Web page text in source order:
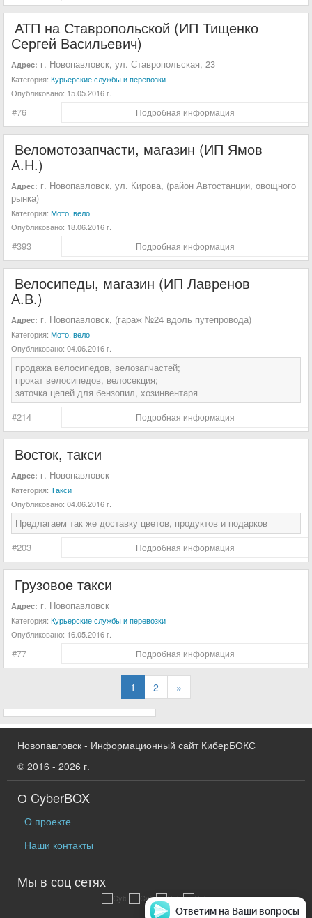
АТП на Ставропольской (ИП Тищенко
Сергей Васильевич)
#76
Адрес: г. Новопавловск, ул. Ставропольская, 23
Категория: Курьерские службы и перевозки
Опубликовано: 15.05.2016 г.
Подробная информация
Веломотозапчасти, магазин (ИП Ямов
А.Н.)
#393
Адрес: г. Новопавловск, ул. Кирова, (район Автостанции, овощного
рынка)
Категория: Мото, вело
Опубликовано: 18.06.2016 г.
Подробная информация
Велосипеды, магазин (ИП Лавренов
А.В.)
#214
Адрес: г. Новопавловск, (гараж №24 вдоль путепровода)
Категория: Мото, вело
Опубликовано: 04.06.2016 г.
продажа велосипедов, велозапчастей;
прокат велосипедов, велосекция;
заточка цепей для бензопил, хозинвентаря
Подробная информация
Восток, такси
#203
Адрес: г. Новопавловск
Категория: Такси
Опубликовано: 04.06.2016 г.
Предлагаем так же доставку цветов, продуктов и подарков
Подробная информация
Грузовое такси
#77
Адрес: г. Новопавловск
Категория: Курьерские службы и перевозки
Опубликовано: 16.05.2016 г.
Подробная информация
1 2 »
Новопавловск - Информационный сайт КиберБОКС
© 2016 - 2026 г.
О CyberBOX
О проекте
Наши контакты
Мы в соц сетях
Ответим на Ваши вопросы